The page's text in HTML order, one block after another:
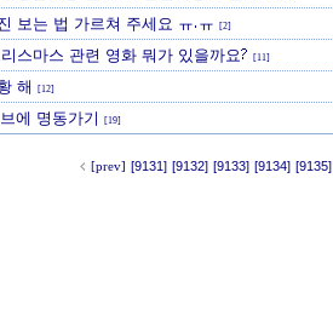
보는 법 가르쳐 주세요 ㅠ.ㅠ [2]
스마스 관련 영화 뭐가 있을까요? [11]
해 [12]
에 명동가기 [19]
[prev] [9131] [9132] [9133] [9134] [9135]